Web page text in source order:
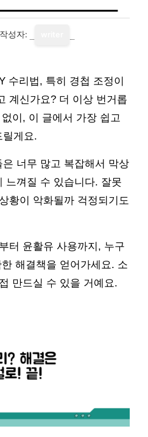
작성자:
수리법, 특히 경첩 조정이
계신가요? 더 이상 번거롭
이, 이 글에서 가장 쉽고
릴게요.
너무 많고 복잡해서 막상
느껴질 수 있습니다. 잘못
황이 악화될까 걱정되기도
터 윤활유 사용까지, 누구
해결책을 얻어가세요. 소
만드실 수 있을 거예요.